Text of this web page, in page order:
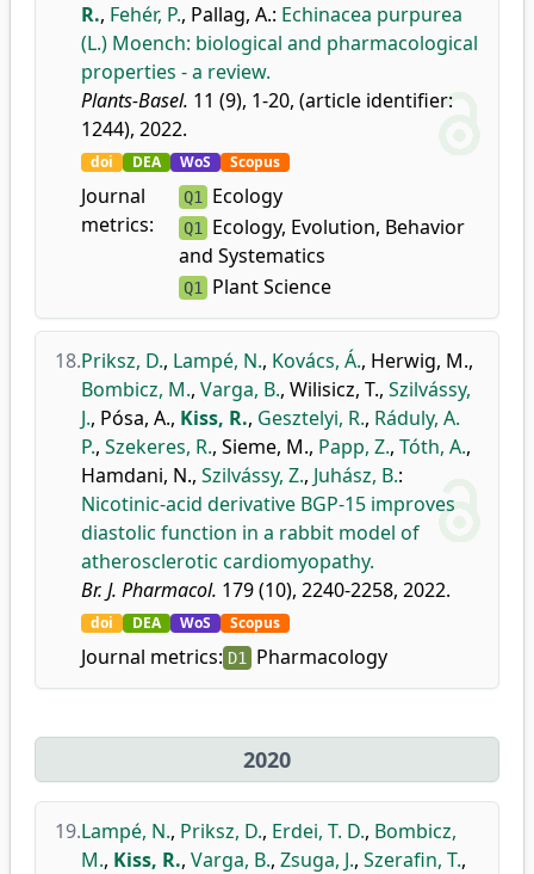
R., Fehér, P., Pallag, A.: Echinacea purpurea
(L.) Moench: biological and pharmacological
properties - a review.
Plants-Basel. 11 (9), 1-20, (article identifier:
1244), 2022.
doi DEA WoS Scopus
Journal
metrics:
Q1 Ecology
Q1 Ecology, Evolution, Behavior
and Systematics
Q1 Plant Science
18.Priksz, D., Lampé, N., Kovács, Á., Herwig, M.,
Bombicz, M., Varga, B., Wilisicz, T., Szilvássy,
J., Pósa, A., Kiss, R., Gesztelyi, R., Ráduly, A.
P., Szekeres, R., Sieme, M., Papp, Z., Tóth, A.,
Hamdani, N., Szilvássy, Z., Juhász, B.:
Nicotinic-acid derivative BGP-15 improves
diastolic function in a rabbit model of
atherosclerotic cardiomyopathy.
Br. J. Pharmacol. 179 (10), 2240-2258, 2022.
doi DEA WoS Scopus
Journal metrics: D1 Pharmacology
2020
19.Lampé, N., Priksz, D., Erdei, T. D., Bombicz,
M., Kiss, R., Varga, B., Zsuga, J., Szerafin, T.,